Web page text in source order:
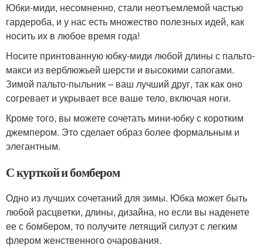
Юбки-миди, несомненно, стали неотъемлемой частью
гардероба, и у нас есть множество полезных идей, как
носить их в любое время года!
Носите принтованную юбку-миди любой длины с пальто-
макси из верблюжьей шерсти и высокими сапогами.
Зимой пальто-пыльник – ваш лучший друг, так как оно
согревает и укрывает все ваше тело, включая ноги.
Кроме того, вы можете сочетать мини-юбку с коротким
джемпером. Это сделает образ более формальным и
элегантным.
С курткой и бомбером
Одно из лучших сочетаний для зимы. Юбка может быть
любой расцветки, длины, дизайна, но если вы наденете
ее с бомбером, то получите летящий силуэт с легким
флером женственного очарования.